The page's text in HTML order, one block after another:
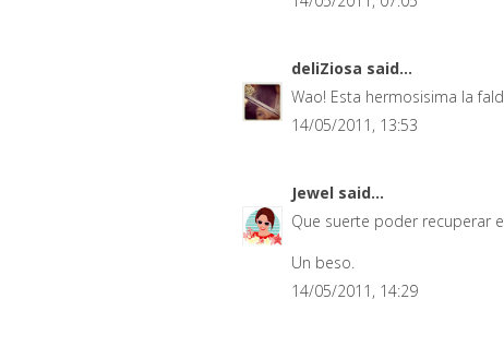
deliZiosa said...
Wao! Esta hermosisima la
14/05/2011, 13:53
Jewel said...
Que suerte poder recuperar
Un beso.
14/05/2011, 14:29